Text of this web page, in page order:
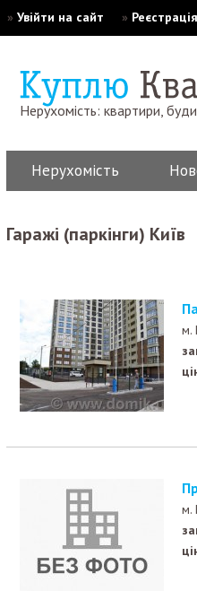
» Увійти на сайт »
Нерухомість: квартири,
Нерухомість
Гаражі (паркінги) Київ
м.
м.